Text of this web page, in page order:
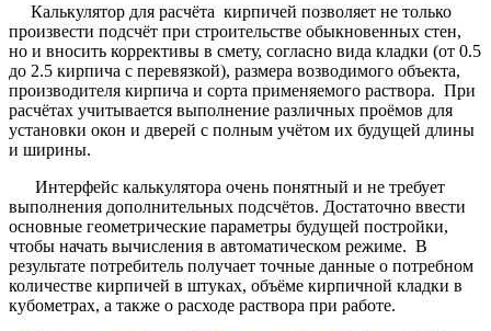
Калькулятор для расчёта кирпичей позволяет не только
произвести подсчёт при строительстве обыкновенных стен,
но и вносить коррективы в смету, согласно вида кладки (от 0.5
до 2.5 кирпича с перевязкой), размера возводимого объекта,
производителя кирпича и сорта применяемого раствора. При
расчётах учитывается выполнение различных проёмов для
установки окон и дверей с полным учётом их будущей длины
и ширины.
Интерфейс калькулятора очень понятный и не требует
выполнения дополнительных подсчётов. Достаточно ввести
основные геометрические параметры будущей постройки,
чтобы начать вычисления в автоматическом режиме. В
результате потребитель получает точные данные о потребном
количестве кирпичей в штуках, объёме кирпичной кладки в
кубометрах, а также о расходе раствора при работе.